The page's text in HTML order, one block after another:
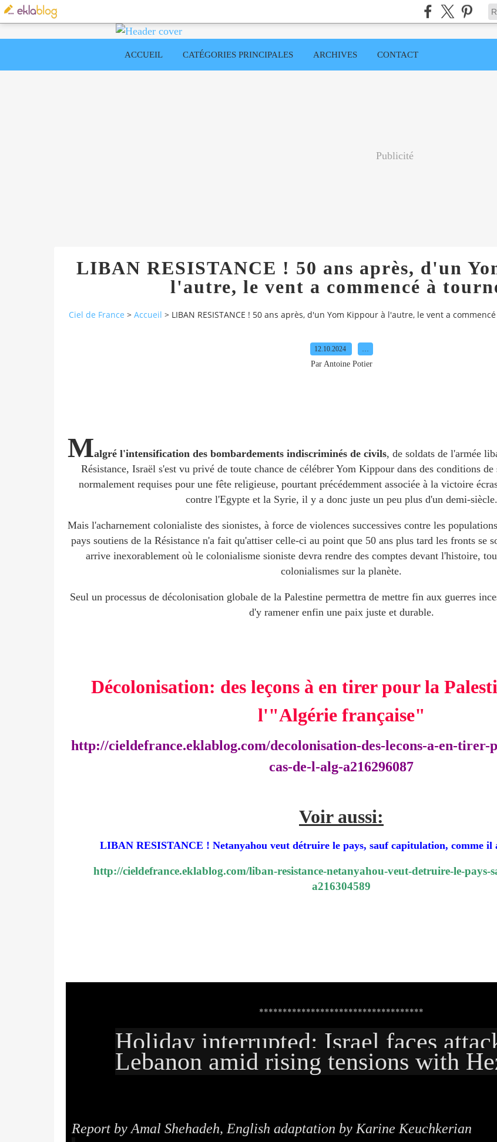
ACCUEIL CATÉGORIES PRINCIPALES ARCHIVES CONTACT
Publicité
LIBAN RESISTANCE ! 50 ans après, d'un
l'autre, le vent a commencé à
Ciel de France > Accueil > LIBAN RESISTANCE ! 50 ans après, d'un Yom Kippour à l'autre, le vent a
12.10.2024
Par Antoine Potier
Malgré l'intensification des bombardements indiscriminés de civils, de soldats de l'armée
Résistance, Israël s'est vu privé de toute chance de célébrer Yom Kippour dans des conditions
normalement requises pour une fête religieuse, pourtant précédemment associée à la victoire
contre l'Egypte et la Syrie, il y a donc juste un peu plus d'un demi-siècle.
Mais l'acharnement colonialiste des sionistes, à force de violences successives contre les
pays soutiens de la Résistance n'a fait qu'attiser celle-ci au point que 50 ans plus tard les fronts se
arrive inexorablement où le colonialisme sioniste devra rendre des comptes devant l'histoire,
colonialismes sur la planète.
Seul un processus de décolonisation globale de la Palestine permettra de mettre fin aux guerres
d'y ramener enfin une paix juste et durable.
Décolonisation: des leçons à en tirer pour la
l'"Algérie française"
http://cieldefrance.eklablog.com/decolonisation-des-lecons-a-en-tirer-
cas-de-l-alg-a216296087
Voir aussi:
LIBAN RESISTANCE ! Netanyahou veut détruire le pays, sauf capitulation, comme il
http://cieldefrance.eklablog.com/liban-resistance-netanyahou-veut-detruire-le-pays-
a216304589
***********************************
Holiday interrupted: Israel faces
Lebanon amid rising tensions with
Report by Amal Shehadeh, English adaptation by Karine Keuchkerian